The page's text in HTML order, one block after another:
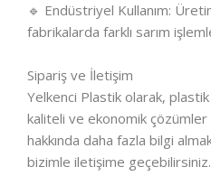
🔹 Endüstriyel Kullanım:
fabrikalarda farklı sarım
Sipariş ve İletişim
Yelkenci Plastik olarak,
kaliteli ve ekonomik
hakkında daha fazla bilgi
bizimle iletişime geçebilirsiniz.